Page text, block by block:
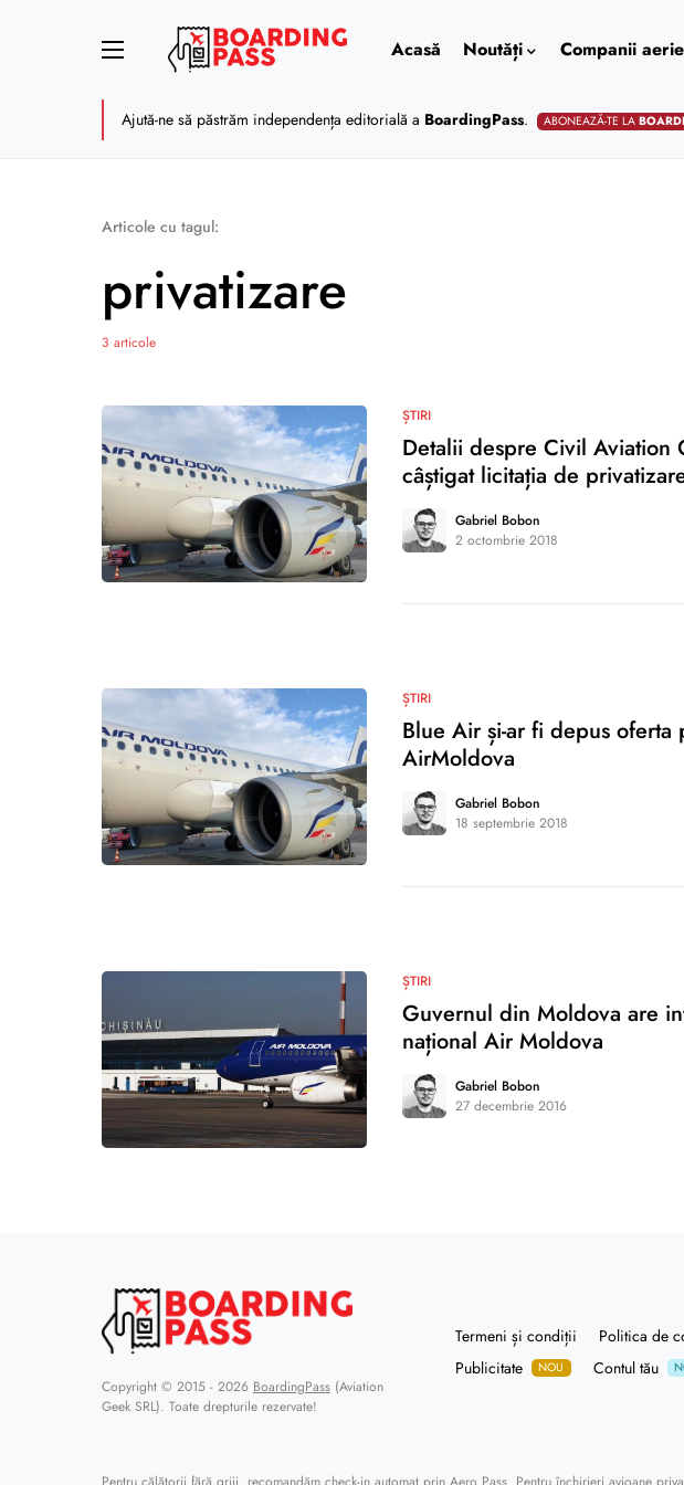
Acasă Noutăți Companii
Ajută-ne să păstrăm independența editorială a BoardingPass. ABONEAZĂ-TE LA
Articole cu tagul:
privatizare
3 articole
ȘTIRI
Detalii despre Civil Aviation
câștigat licitația de
Gabriel Bobon
2 octombrie 2018
ȘTIRI
Blue Air și-ar fi depus
AirMoldova
Gabriel Bobon
18 septembrie 2018
ȘTIRI
Guvernul din Moldova are
național Air Moldova
Gabriel Bobon
27 decembrie 2016
Copyright © 2015 - 2026 BoardingPass (Aviation
Geek SRL). Toate drepturile rezervate!
Termeni și condiții Politica de
Publicitate NOU Contul tău